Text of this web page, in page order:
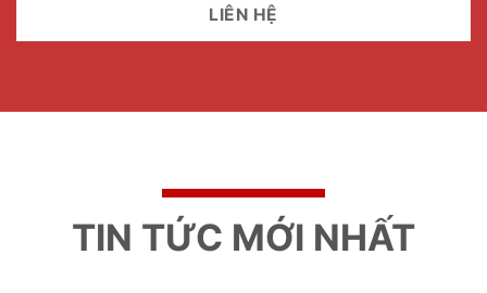
LIÊN HỆ
TIN TỨC MỚI NHẤT